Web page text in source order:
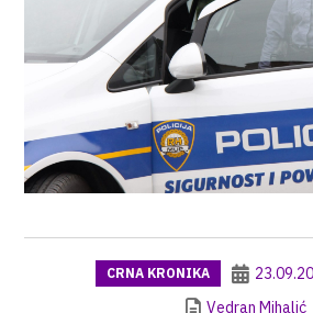
CRNA KRONIKA
Vedran Mihalić